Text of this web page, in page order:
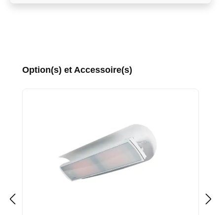
Ignorer la galerie de produits
Option(s) et Accessoire(s)